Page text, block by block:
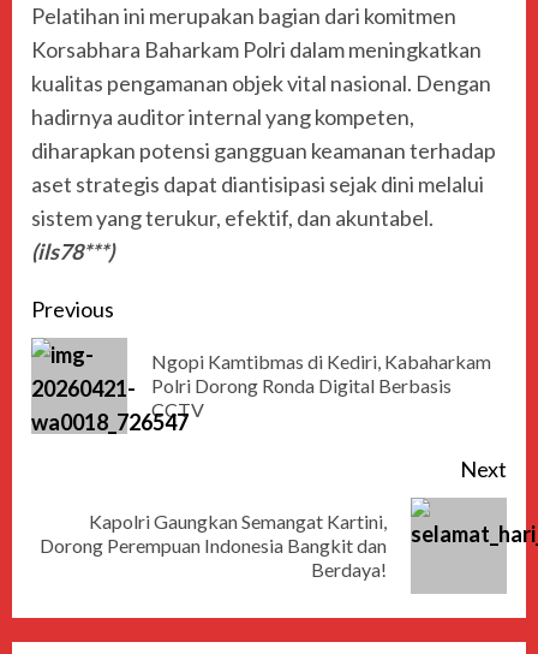
Pelatihan ini merupakan bagian dari komitmen
Korsabhara Baharkam Polri dalam meningkatkan
kualitas pengamanan objek vital nasional. Dengan
hadirnya auditor internal yang kompeten,
diharapkan potensi gangguan keamanan terhadap
aset strategis dapat diantisipasi sejak dini melalui
sistem yang terukur, efektif, dan akuntabel.
(ils78***)
Previous
Ngopi Kamtibmas di Kediri, Kabaharkam
Polri Dorong Ronda Digital Berbasis
CCTV
Next
Kapolri Gaungkan Semangat Kartini,
Dorong Perempuan Indonesia Bangkit dan
Berdaya!